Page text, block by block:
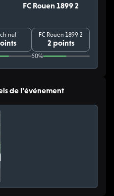
FC Rouen 1899 2
nul FC Rouen 1899 2
2 points
50%
de l'événement